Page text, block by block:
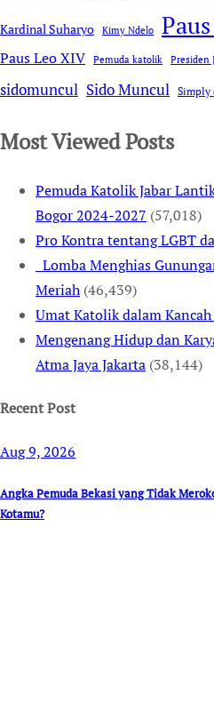
Kardinal Suharyo Kimy Ndelo
Paus Leo XIV Pemuda katolik Presiden
sidomuncul Sido Muncul Simply
Most Viewed Posts
Pemuda Katolik Jabar
Bogor 2024-2027 (57,018)
Pro Kontra tentang LGBT
Lomba Menghias
Meriah (46,439)
Umat Katolik dalam
Mengenang Hidup dan
Atma Jaya Jakarta (38,144)
Recent Post
Aug 9, 2026
Angka Pemuda Bekasi yang Tidak
Kotamu?